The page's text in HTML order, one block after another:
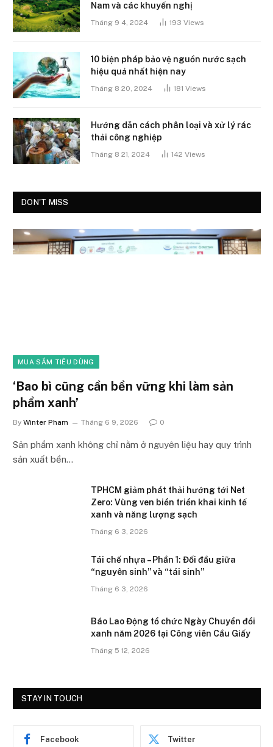
Nam và các khuyến nghị
Tháng 9 4, 2024 193 Views
10 biện pháp bảo vệ nguồn nước sạch
hiệu quả nhất hiện nay
Tháng 8 20, 2024 181 Views
Hướng dẫn cách phân loại và xử lý rác
thải công nghiệp
Tháng 8 21, 2024 142 Views
DON'T MISS
MUA SẮM TIÊU DÙNG
‘Bao bì cũng cần bền vững khi làm sản
phẩm xanh’
By Winter Pham Tháng 6 9, 2026 0
Sản phẩm xanh không chỉ nằm ở nguyên liệu hay quy trình
sản xuất bền…
TPHCM giảm phát thải hướng tới Net
Zero: Vùng ven biển triển khai kinh tế
xanh và năng lượng sạch
Tháng 6 3, 2026
Tái chế nhựa – Phần 1: Đối đầu giữa
“nguyên sinh” và “tái sinh”
Tháng 6 3, 2026
Báo Lao Động tổ chức Ngày Chuyển đổi
xanh năm 2026 tại Công viên Cầu Giấy
Tháng 5 12, 2026
STAY IN TOUCH
Facebook Twitter